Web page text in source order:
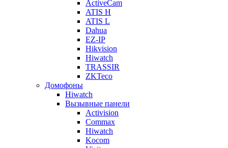
ActiveCam
ATIS H
ATIS L
Dahua
EZ-IP
Hikvision
Hiwatch
TRASSIR
ZKTeco
Домофоны
Hiwatch
Вызывные панели
Activision
Commax
Hiwatch
Kocom